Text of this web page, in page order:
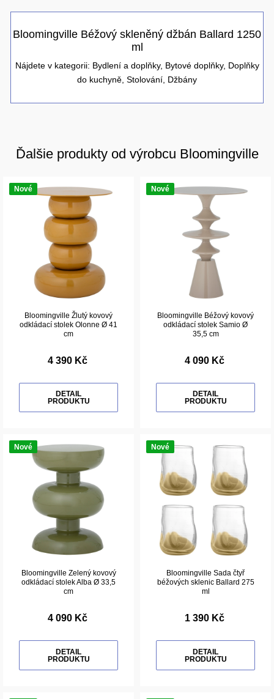
Bloomingville Béžový skleněný džbán Ballard 1250
ml
Nájdete v kategorii: Bydlení a doplňky, Bytové doplňky, Doplňky
do kuchyně Stolování Džbány
Ďalšie produkty od výrobcu Bloomingville
Nové
Bloomingville Žlutý kovový
odkládací stolek Olonne Ø 41
cm
4 390 Kč
DETAIL
PRODUKTU
Nové
Bloomingville Béžový kovový
odkládací stolek Samio Ø
35,5 cm
4 090 Kč
DETAIL
PRODUKTU
Nové
Bloomingville Zelený kovový
odkládací stolek Alba Ø 33,5
cm
4 090 Kč
DETAIL
PRODUKTU
Nové
Bloomingville Sada čtyř
béžových sklenic Ballard 275
ml
1 390 Kč
DETAIL
PRODUKTU